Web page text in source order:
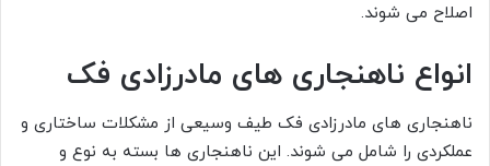
اصلاح می شوند.
انواع ناهنجاری های مادرزادی فک
ناهنجاری های مادرزادی فک طیف وسیعی از مشکلات ساختاری و
عملکردی را شامل می شوند. این ناهنجاری ها بسته به نوع و